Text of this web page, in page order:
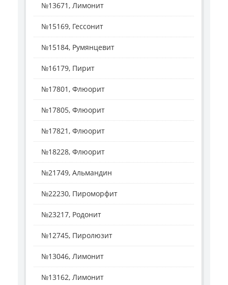
№13671, Лимонит
№15169, Гессонит
№15184, Румянцевит
№16179, Пирит
№17801, Флюорит
№17805, Флюорит
№17821, Флюорит
№18228, Флюорит
№21749, Альмандин
№22230, Пироморфит
№23217, Родонит
№12745, Пиролюзит
№13046, Лимонит
№13162, Лимонит